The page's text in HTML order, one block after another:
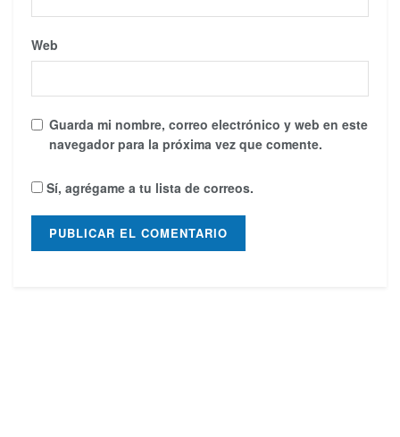
Web
Guarda mi nombre, correo electrónico y web en este
navegador para la próxima vez que comente.
Sí, agrégame a tu lista de correos.